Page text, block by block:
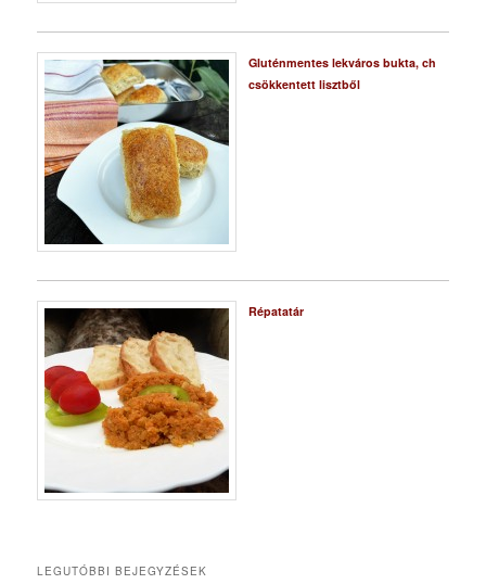
Gluténmentes lekváros bukta, ch
csökkentett lisztből
Répatatár
LEGUTÓBBI BEJEGYZÉSEK